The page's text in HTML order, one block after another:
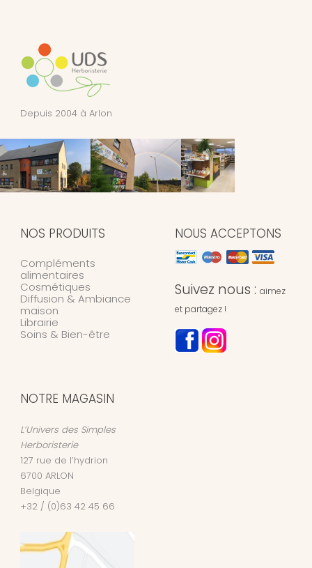
Depuis 2004 à Arlon
NOS PRODUITS
Compléments
alimentaires
Cosmétiques
Diffusion & Ambiance
maison
Librairie
Soins & Bien-être
NOUS ACCEPTONS
Suivez nous : aimez
et partagez !
NOTRE MAGASIN
L’Univers des Simples
Herboristerie
127 rue de l’hydrion
6700 ARLON
Belgique
+32 / (0)63 42 45 66